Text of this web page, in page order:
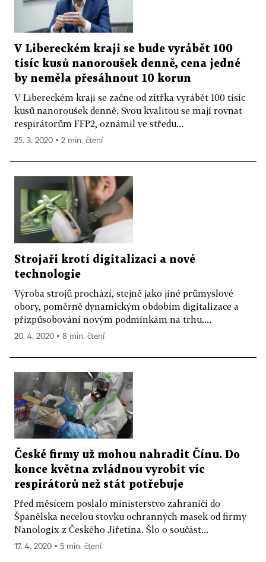
V Libereckém kraji se bude vyrábět 100
tisíc kusů nanoroušek denně, cena jedné
by neměla přesáhnout 10 korun
V Libereckém kraji se začne od zítřka vyrábět 100 tisíc
kusů nanoroušek denně. Svou kvalitou se mají rovnat
respirátorům FFP2, oznámil ve středu...
25. 3. 2020 ▪ 2 min. čtení
Strojaři krotí digitalizaci a nové
technologie
Výroba strojů prochází, stejně jako jiné průmyslové
obory, poměrně dynamickým obdobím digitalizace a
přizpůsobování novým podmínkám na trhu....
20. 4. 2020 ▪ 8 min. čtení
České firmy už mohou nahradit Čínu. Do
konce května zvládnou vyrobit víc
respirátorů než stát potřebuje
Před měsícem poslalo ministerstvo zahraničí do
Španělska necelou stovku ochranných masek od firmy
Nanologix z Českého Jiřetína. Šlo o součást...
17. 4. 2020 ▪ 5 min. čtení